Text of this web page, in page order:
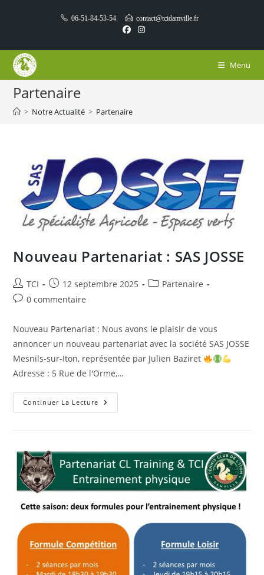
06-51-84-53-54 contact@tcidamville.fr
Menu
Partenaire
> Notre Actualité > Partenaire
Nouveau Partenariat : SAS JOSSE
Auteur/autrice
de
TCI
Publication
publiée :
12 septembre 2025
PostPartenaire
Commentaires
la
0 commentaire
Nouveau Partenariat : Nous avons le plaisir de vous
annoncer un nouveau partenariat avec la société SAS JOSSE
Mesnils-sur-Iton, représentée par Julien Baziret
Adresse : 5 Rue de l'Orme,…
Continuer La Lecture Nouveau
Partenariat